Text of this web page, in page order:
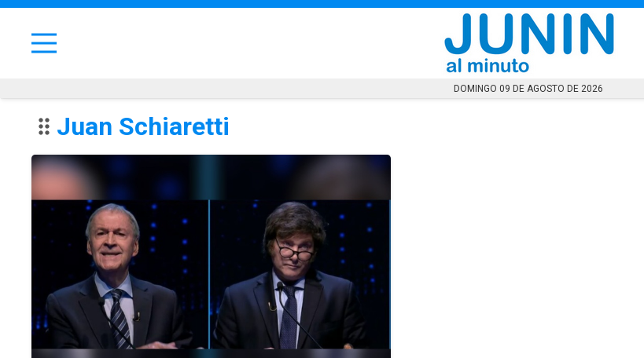
Tecno
Tendencia
Ultimas Noticias
DOMINGO 09 DE AGOSTO DE 2026
drag_indicator Juan Schiaretti